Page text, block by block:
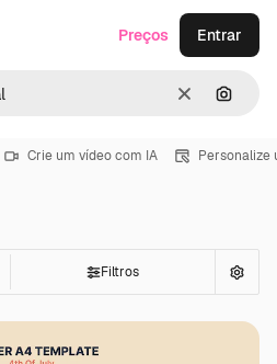
Limpar
Preços Entrar
Crie um vídeo com IA Personalize
Filtros